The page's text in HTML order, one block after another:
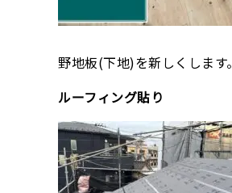
野地板(下地)を新しくします。
ルーフィング貼り